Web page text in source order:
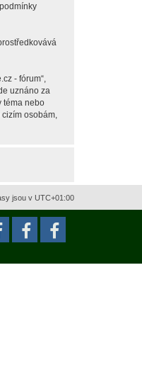
- fórum“,
uznáno za
téma nebo
osobám,
jsou v UTC+01:00